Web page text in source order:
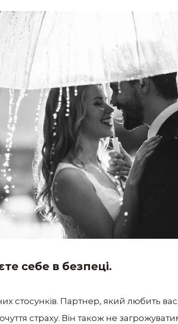
себе в безпеці.
стосунків. Партнер, який любить
страху. Він також не